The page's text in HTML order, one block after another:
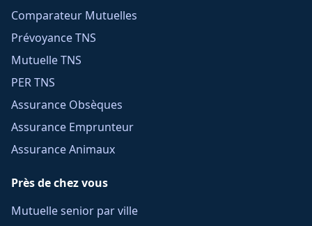
Comparateur Mutuelles
Prévoyance TNS
Mutuelle TNS
PER TNS
Assurance Obsèques
Assurance Emprunteur
Assurance Animaux
Près de chez vous
Mutuelle senior par ville